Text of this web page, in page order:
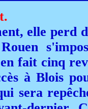
elle perd
fait cinq
à Blois
sera